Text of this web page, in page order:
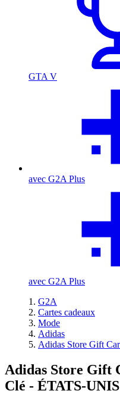
GTA V
avec G2A Plus
avec G2A Plus
G2A
Cartes cadeaux
Mode
Adidas
Adidas Store Gift
Adidas Store Gift
Clé - ÉTATS-UNIS